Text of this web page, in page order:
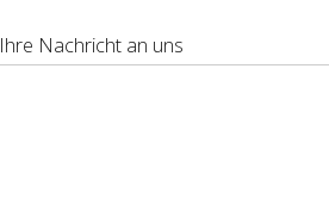
Ihre Nachricht an uns